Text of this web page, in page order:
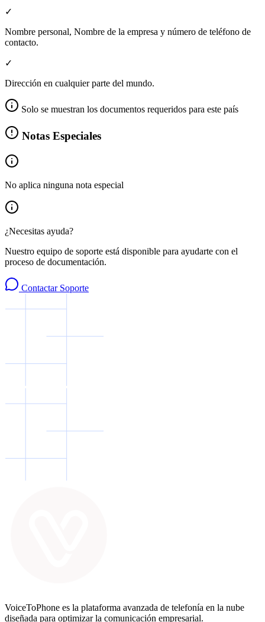
✓
Nombre personal, Nombre de la empresa y número de teléfono de
contacto.
✓
Dirección en cualquier parte del mundo.
Solo se muestran los documentos requeridos para este país
Notas Especiales
No aplica ninguna nota especial
¿Necesitas ayuda?
Nuestro equipo de soporte está disponible para ayudarte con el
proceso de documentación.
Contactar Soporte
VoiceToPhone es la plataforma avanzada de telefonía en la nube
diseñada para optimizar la comunicación empresarial.